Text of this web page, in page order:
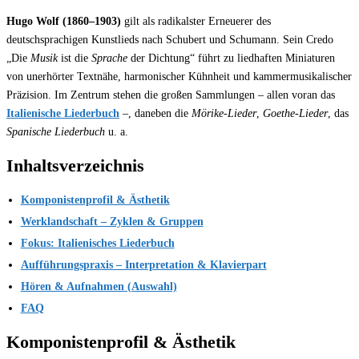
Hugo Wolf (1860–1903) gilt als radikalster Erneuerer des
deutschsprachigen Kunstlieds nach Schubert und Schumann. Sein Credo
„Die Musikist die Sprache der Dichtung“ führt zu liedhaften Miniaturen
von unerhörter Textnähe, harmonischer Kühnheit und kammermusikalischer
Präzision. Im Zentrum stehen die großen Sammlungen – allen voran das
Italienische Liederbuch –, daneben die Mörike-Lieder, Goethe-Lieder, das
Spanische Liederbuch u. a.
Inhaltsverzeichnis
Komponistenprofil & Ästhetik
Werklandschaft – Zyklen & Gruppen
Fokus: Italienisches Liederbuch
Aufführungspraxis – Interpretation & Klavierpart
Hören & Aufnahmen (Auswahl)
FAQ
Komponistenprofil & Ästhetik